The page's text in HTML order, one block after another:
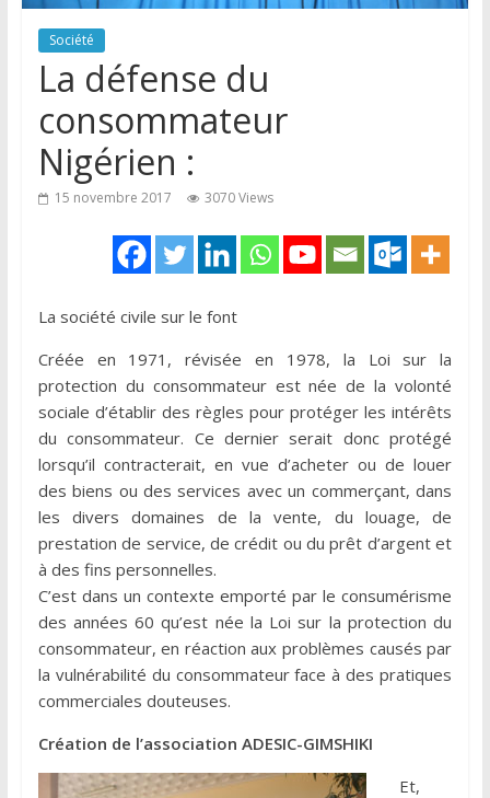
Société
La défense du
consommateur
Nigérien :
15 novembre 2017 3070 Views
La société civile sur le font
Créée en 1971, révisée en 1978, la Loi sur la
protection du consommateur est née de la volonté
sociale d’établir des règles pour protéger les intérêts
du consommateur. Ce dernier serait donc protégé
lorsqu’il contracterait, en vue d’acheter ou de louer
des biens ou des services avec un commerçant, dans
les divers domaines de la vente, du louage, de
prestation de service, de crédit ou du prêt d’argent et
à des fins personnelles.
C’est dans un contexte emporté par le consumérisme
des années 60 qu’est née la Loi sur la protection du
consommateur, en réaction aux problèmes causés par
la vulnérabilité du consommateur face à des pratiques
commerciales douteuses.
Création de l’association ADESIC-GIMSHIKI
Et,